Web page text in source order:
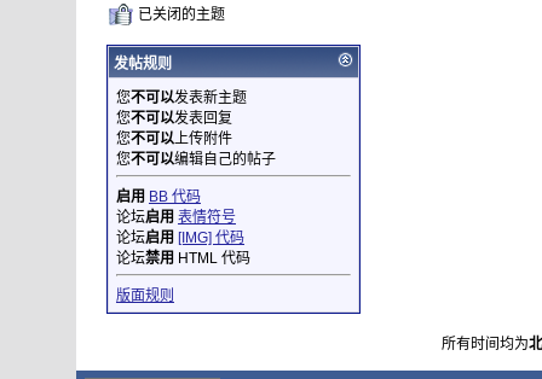
已关闭的主题
发帖规则
您不可以发表新主题
您不可以发表回复
您不可以上传附件
您不可以编辑自己的帖子
启用 BB 代码
论坛启用 表情符号
论坛启用 [IMG] 代码
论坛禁用 HTML 代码
版面规则
所有时间均为